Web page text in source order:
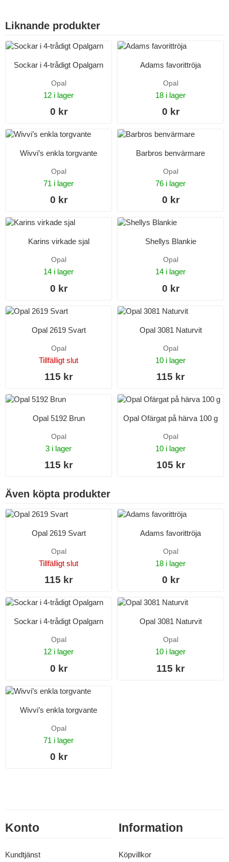
Liknande produkter
Sockar i 4-trådigt Opalgarn
Opal
12 i lager
0 kr
Adams favorittröja
Opal
18 i lager
0 kr
Wivvi’s enkla torgvante
Opal
71 i lager
0 kr
Barbros benvärmare
Opal
76 i lager
0 kr
Karins virkade sjal
Opal
14 i lager
0 kr
Shellys Blankie
Opal
14 i lager
0 kr
Opal 2619 Svart
Opal
Tillfälligt slut
115 kr
Opal 3081 Naturvit
Opal
10 i lager
115 kr
Opal 5192 Brun
Opal
3 i lager
115 kr
Opal Ofärgat på härva 100 g
Opal
10 i lager
105 kr
Även köpta produkter
Opal 2619 Svart
Opal
Tillfälligt slut
115 kr
Adams favorittröja
Opal
18 i lager
0 kr
Sockar i 4-trådigt Opalgarn
Opal
12 i lager
0 kr
Opal 3081 Naturvit
Opal
10 i lager
115 kr
Wivvi’s enkla torgvante
Opal
71 i lager
0 kr
Konto
Kundtjänst
Information
Köpvillkor